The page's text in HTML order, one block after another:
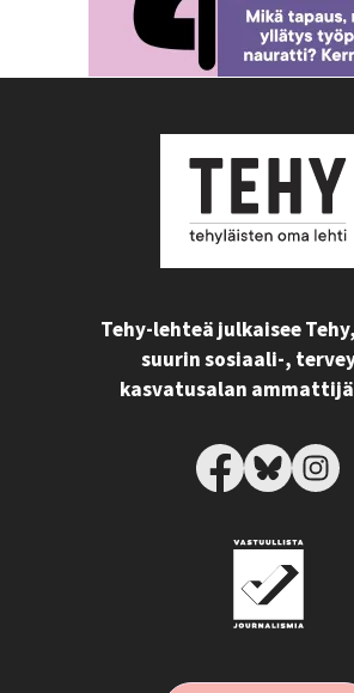
Tehy-lehteä julkaisee
suurin sosiaali-,
kasvatusalan